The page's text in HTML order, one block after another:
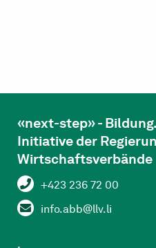
«next-step» -
Initiative der
Wirtschaftsverbände
+423 236 72 00
info.abb@llv.li